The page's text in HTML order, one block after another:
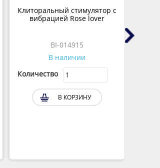
Клиторальный стимулятор с
вибрацией Rose lover
BI-014915
В наличии
Количество
В КОРЗИНУ